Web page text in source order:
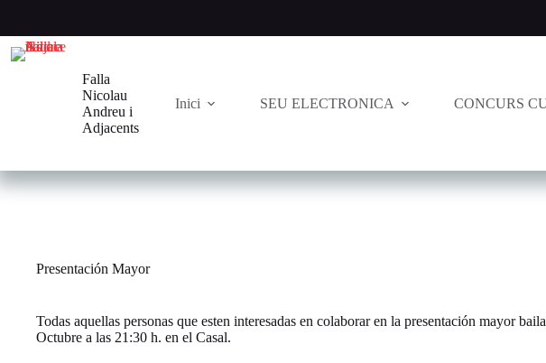
contenido
Falla
Nicolau
Andreu i
Adjacents
Inici SEU ELECTRONICA CONCURS
Presentación Mayor
Todas aquellas personas que esten interesadas en colaborar en la presentación mayor
Octubre a las 21:30 h. en el Casal.